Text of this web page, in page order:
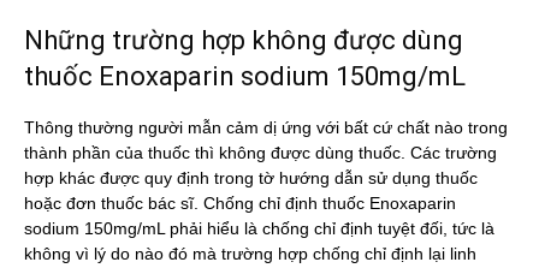
Những trường hợp không được dùng
thuốc Enoxaparin sodium 150mg/mL
Thông thường người mẫn cảm dị ứng với bất cứ chất nào trong
thành phần của thuốc thì không được dùng thuốc. Các trường
hợp khác được quy định trong tờ hướng dẫn sử dụng thuốc
hoặc đơn thuốc bác sĩ. Chống chỉ định thuốc Enoxaparin
sodium 150mg/mL phải hiểu là chống chỉ định tuyệt đối, tức là
không vì lý do nào đó mà trường hợp chống chỉ định lại linh